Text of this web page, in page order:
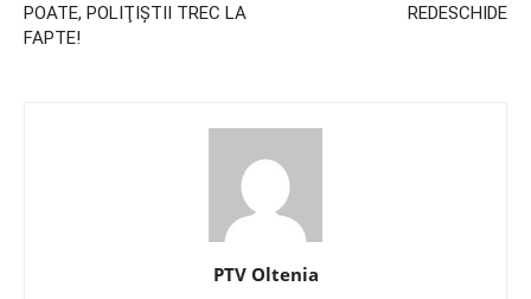
POATE, POLIŢIŞTII TREC LA
FAPTE!
REDESCHIDE
PTV Oltenia